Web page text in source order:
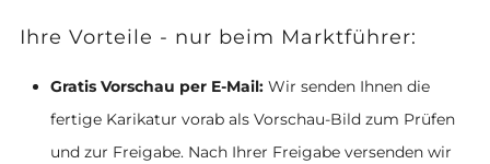
Ihre Vorteile - nur beim Marktführer:
Gratis Vorschau per E-Mail: Wir senden Ihnen die
fertige Karikatur vorab als Vorschau-Bild zum Prüfen
und zur Freigabe. Nach Ihrer Freigabe versenden wir